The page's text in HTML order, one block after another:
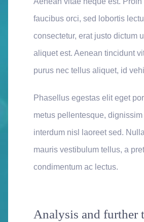
faucibus orci, sed lobortis
consectetur, erat justo dictum
aliquet est. Aenean tincidunt
purus nec tellus aliquet, id
Phasellus egestas elit eget
metus pellentesque,
interdum nisl laoreet sed.
mauris vestibulum tellus, a
condimentum ac lectus.
Analysis and further